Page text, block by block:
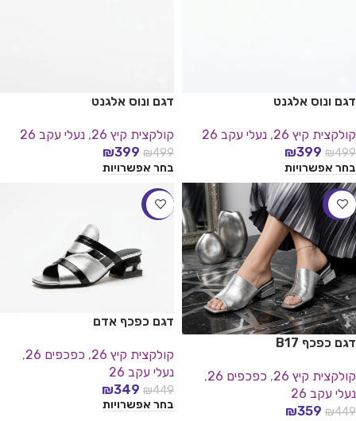
דגם ונוס אלגנט
קולקצית קיץ 26 , נעלי עקב 26
₪499
₪399
בחר אפשרויות
דגם ונוס אלגנט
קולקצית קיץ 26 , נעלי עקב 26
₪499
₪399
בחר אפשרויות
-20%
דגם כפכף B17
קולקצית קיץ 26 , כפכפים 26
,
נעלי עקב 26
₪449
₪359
-22%
דגם כפכף אדם
קולקצית קיץ 26 , כפכפים 26
,
נעלי עקב 26
₪449
₪349
בחר אפשרויות